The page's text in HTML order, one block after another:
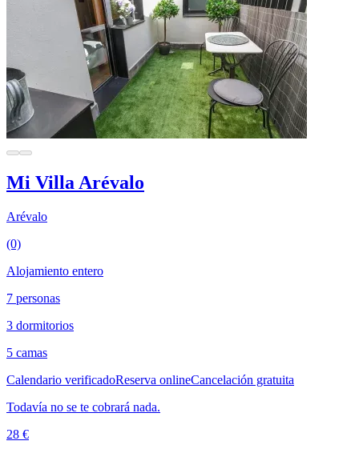
Mi Villa Arévalo
Arévalo
(0)
Alojamiento entero
7 personas
3 dormitorios
5 camas
Calendario verificadoReserva onlineCancelación gratuita
Todavía no se te cobrará nada.
28 €